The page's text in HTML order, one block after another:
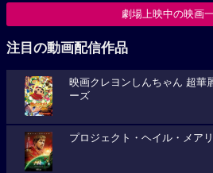
劇場上映中の映画
注目の動画配信作品
映画クレヨンしんちゃん 超華
ーズ
プロジェクト・ヘイル・メア